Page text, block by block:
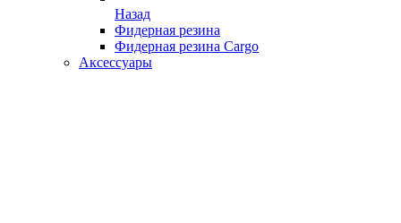
Назад
Фидерная резина
Фидерная резина Cargo
Аксессуары